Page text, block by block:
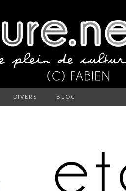
DIVERS BLOG